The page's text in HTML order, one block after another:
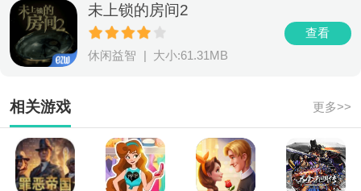
未上锁的房间2
休闲益智 | 大小:61.31MB
查看
相关游戏 更多>>